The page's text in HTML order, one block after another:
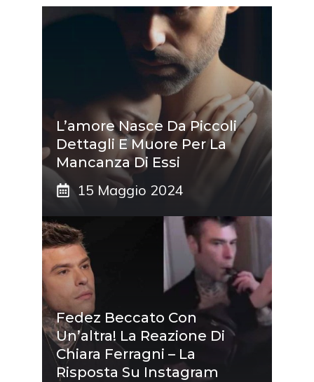
L’amore Nasce Da Piccoli
Dettagli E Muore Per La
Mancanza Di Essi
15 Maggio 2024
Fedez Beccato Con
Un’altra! La Reazione Di
Chiara Ferragni – La
Risposta Su Instagram